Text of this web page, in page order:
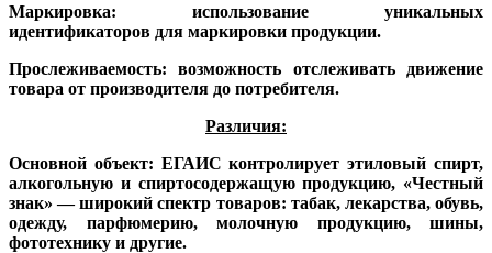
Маркировка: использование уникальных
идентификаторов для маркировки продукции.
Прослеживаемость: возможность отслеживать движение
товара от производителя до потребителя.
Различия:
Основной объект: ЕГАИС контролирует этиловый спирт,
алкогольную и спиртосодержащую продукцию, «Честный
знак» — широкий спектр товаров: табак, лекарства, обувь,
одежду, парфюмерию, молочную продукцию, шины,
фототехнику и другие.